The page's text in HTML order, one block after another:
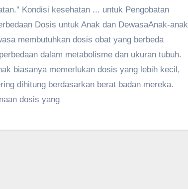
Kondisi kesehatan ... untuk Pengobatan
Dosis untuk Anak dan DewasaAnak-anak
membutuhkan dosis obat yang berbeda
dalam metabolisme dan ukuran tubuh.
biasanya memerlukan dosis yang lebih kecil,
dihitung berdasarkan berat badan mereka.
dosis yang